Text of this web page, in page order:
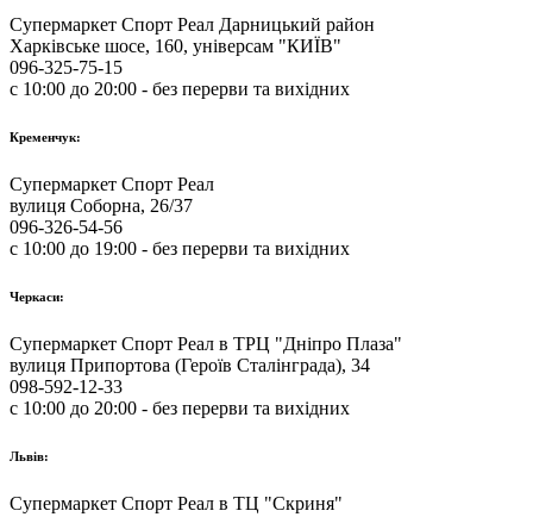
Супермаркет Спорт Реал Дарницький район
Харківське шосе, 160, універсам "КИЇВ"
096-325-75-15
с 10:00 до 20:00 - без перерви та вихідних
Кременчук:
Супермаркет Спорт Реал
вулиця Соборна, 26/37
096-326-54-56
с 10:00 до 19:00 - без перерви та вихідних
Черкаси:
Супермаркет Спорт Реал в ТРЦ "Дніпро Плаза"
вулиця Припортова (Героїв Сталінграда), 34
098-592-12-33
с 10:00 до 20:00 - без перерви та вихідних
Львів:
Супермаркет Спорт Реал в ТЦ "Скриня"